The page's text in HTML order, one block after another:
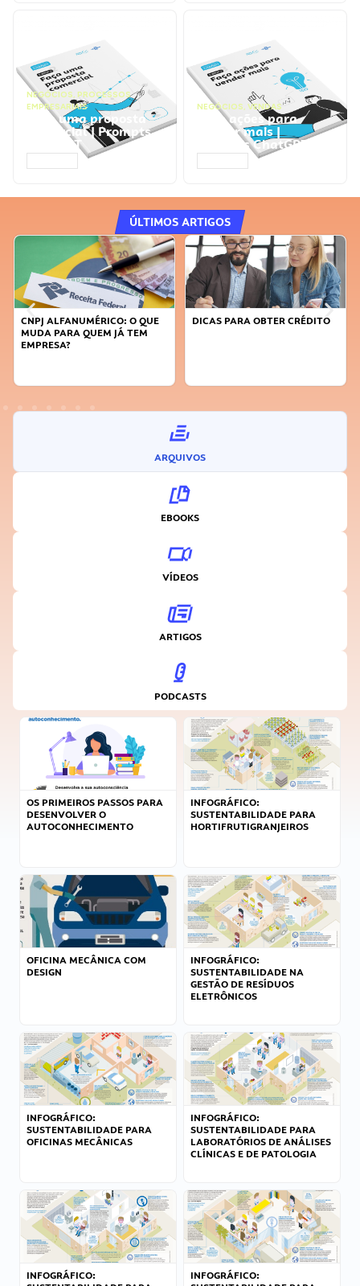
NEGÓCIOS, PROCESSOS
EMPRESARIAIS
Faça uma proposta
comercial | Prompts
ChatGPT
NEGÓCIOS, VENDAS
Faça ações para
vender mais |
Prompts ChatGPT
ÚLTIMOS ARTIGOS
DICAS PARA OBTER CRÉDITO
FAÇA A DIFERENÇA: SEJA
ARQUIVOS
EBOOKS
VÍDEOS
ARTIGOS
PODCASTS
OS PRIMEIROS PASSOS PARA
DESENVOLVER O
AUTOCONHECIMENTO
INFOGRÁFICO:
SUSTENTABILIDADE PARA
HORTIFRUTIGRANJEIROS
OFICINA MECÂNICA COM
DESIGN
INFOGRÁFICO:
SUSTENTABILIDADE NA
GESTÃO DE RESÍDUOS
ELETRÔNICOS
INFOGRÁFICO:
SUSTENTABILIDADE PARA
OFICINAS MECÂNICAS
INFOGRÁFICO:
SUSTENTABILIDADE PARA
LABORATÓRIOS DE ANÁLISES
CLÍNICAS E DE PATOLOGIA
INFOGRÁFICO:
INFOGRÁFICO: